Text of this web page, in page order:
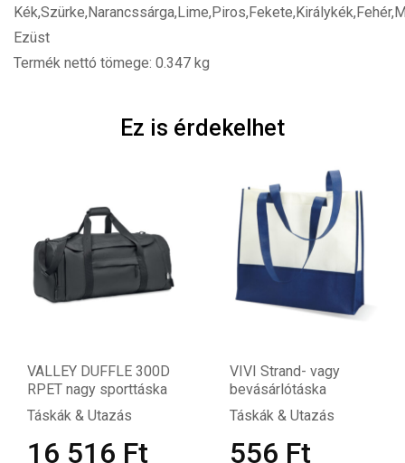
Ezüst
Termék nettó tömege: 0.347 kg
Ez is érdekelhet
VALLEY DUFFLE 300D
RPET nagy sporttáska
Táskák & Utazás
16 516 Ft
VIVI Strand- vagy
bevásárlótáska
Táskák & Utazás
556 Ft